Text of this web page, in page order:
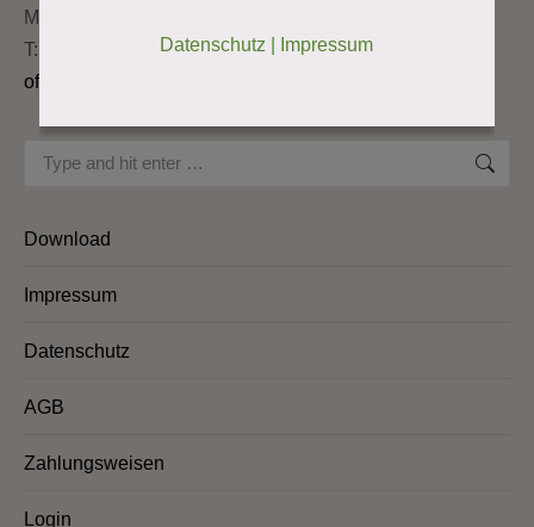
M: 0676 95 44 006
T: 02813 7240
office@moor-weichselbaum.com
Search:
Download
Impressum
Datenschutz
AGB
Zahlungsweisen
Login
Datenschutz Impressum